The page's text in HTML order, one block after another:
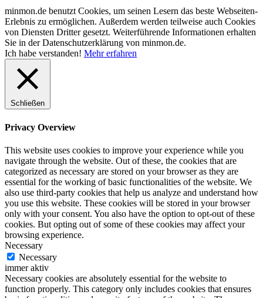
minmon.de benutzt Cookies, um seinen Lesern das beste Webseiten-
Erlebnis zu ermöglichen. Außerdem werden teilweise auch Cookies
von Diensten Dritter gesetzt. Weiterführende Informationen erhalten
Sie in der Datenschutzerklärung von minmon.de.
Ich habe verstanden! Mehr erfahren
Schließen
Privacy Overview
This website uses cookies to improve your experience while you
navigate through the website. Out of these, the cookies that are
categorized as necessary are stored on your browser as they are
essential for the working of basic functionalities of the website. We
also use third-party cookies that help us analyze and understand how
you use this website. These cookies will be stored in your browser
only with your consent. You also have the option to opt-out of these
cookies. But opting out of some of these cookies may affect your
browsing experience.
Necessary
Necessary
immer aktiv
Necessary cookies are absolutely essential for the website to
function properly. This category only includes cookies that ensures